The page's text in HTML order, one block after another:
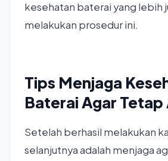
kesehatan baterai yang lebih
melakukan prosedur ini.
Tips Menjaga
Baterai Agar
Setelah berhasil melakukan
selanjutnya adalah menjaga